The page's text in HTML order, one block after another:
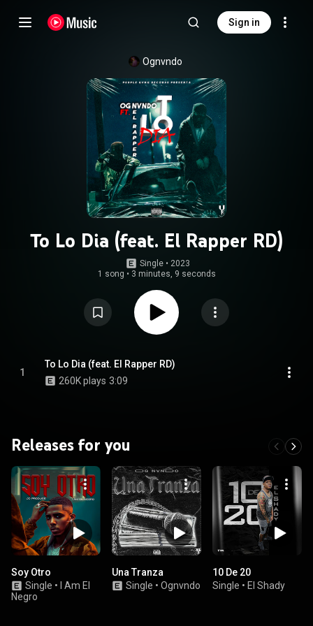
Sign in
Ognvndo
To Lo Dia (feat. El Rapper RD)
Single • 2023
1 song • 3 minutes, 9 seconds
1
To Lo Dia (feat. El Rapper RD)
260K plays 3:09
Releases for you
Soy Otro
Single •
I Am El
Negro
Una Tranza
Single • Ognvndo
10 De 20
Single • El Shady